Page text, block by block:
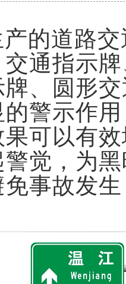
的道路
通指示
、圆形
警示作
可以有
觉，为
事故发